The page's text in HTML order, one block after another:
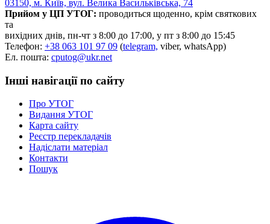
03150, м. Київ, вул. Велика Васильківська, 74
Прийом у ЦП УТОГ: проводиться щоденно, крім святкових
та
вихідних днів, пн-чт з 8:00 до 17:00, у пт з 8:00 до 15:45
Телефон: +38 063 101 97 09 (telegram, viber, whatsApp)
Ел. пошта: cputog@ukr.net
Інші навігації по сайту
Про УТОГ
Видання УТОГ
Карта сайту
Реєстр перекладачів
Надіслати матеріал
Контакти
Пошук